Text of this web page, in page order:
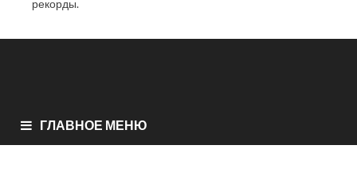
рекорды.
ГЛАВНОЕ МЕНЮ